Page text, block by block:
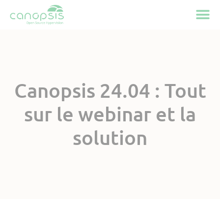
Canopsis 24.04 : Tout
sur le webinar et la
solution
Cookies management panel